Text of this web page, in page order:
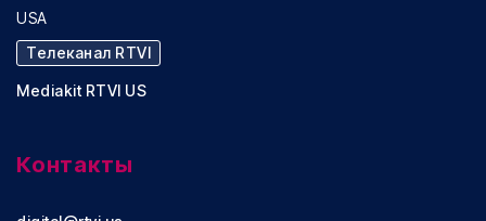
USA
Телеканал RTVI
Mediakit RTVI US
Контакты